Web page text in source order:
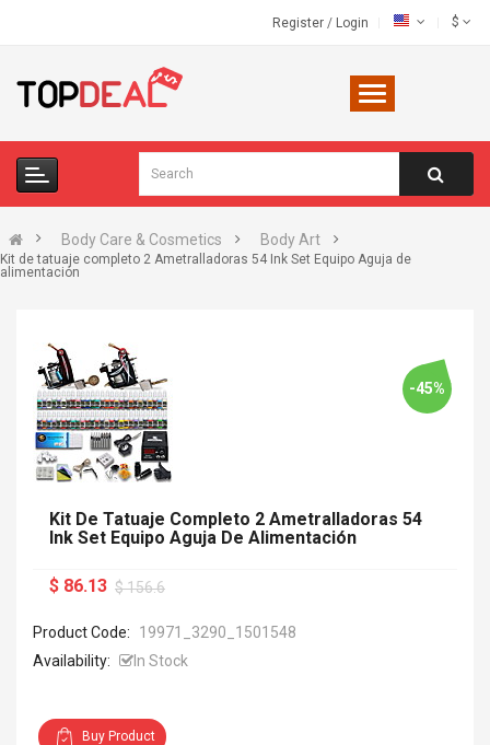
Register / Login $
Body Care & Cosmetics Body Art
Kit de tatuaje completo 2 Ametralladoras 54 Ink Set Equipo Aguja de
alimentación
-45%
Kit De Tatuaje Completo 2 Ametralladoras 54
Ink Set Equipo Aguja De Alimentación
$ 86.13 $ 156.6
Product Code:
19971_3290_1501548
Availability:
In Stock
Buy Product